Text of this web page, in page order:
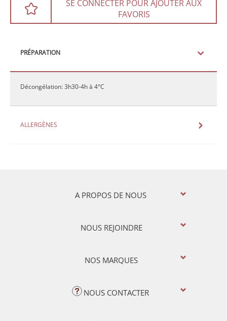
SE CONNECTER POUR AJOUTER AUX
FAVORIS
PRÉPARATION
Décongélation: 3h30-4h à 4°C
ALLERGÈNES
A PROPOS DE NOUS
NOUS REJOINDRE
NOS MARQUES
NOUS CONTACTER